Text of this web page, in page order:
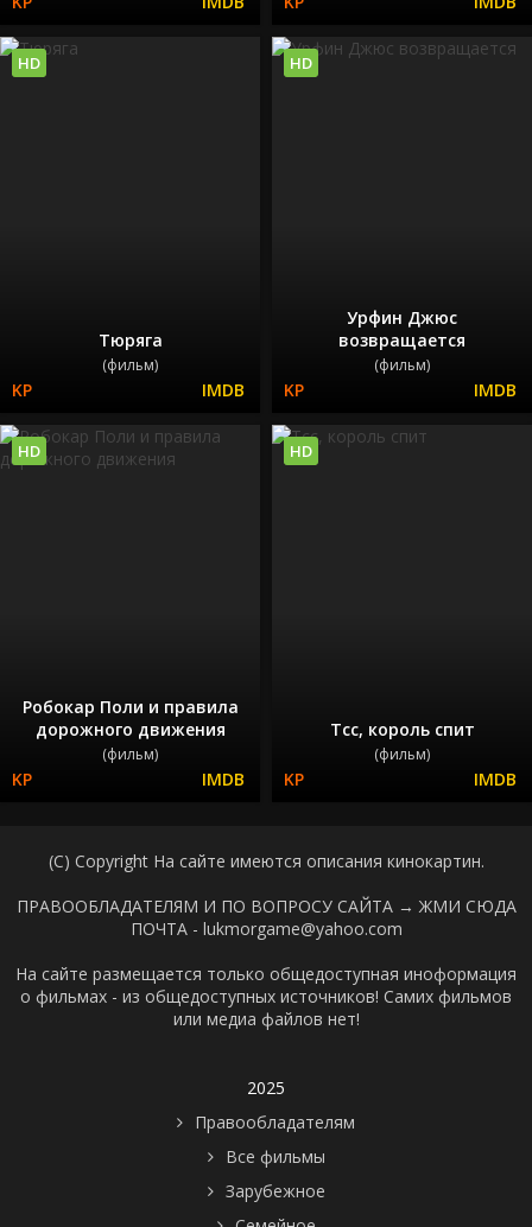
Тюряга
(фильм)
HD
Урфин Джюс
возвращается
(фильм)
HD
Робокар Поли и правила
дорожного движения
(фильм)
HD
Тсс, король спит
(фильм)
HD
(C) Copyright На сайте имеются описания кинокартин.
ПРАВООБЛАДАТЕЛЯМ И ПО ВОПРОСУ САЙТА → ЖМИ СЮДА
ПОЧТА - lukmorgame@yahoo.com
На сайте размещается только общедоступная иноформация
о фильмах - из общедоступных источников! Самих фильмов
или медиа файлов нет!
2025
Правообладателям
Все фильмы
Зарубежное